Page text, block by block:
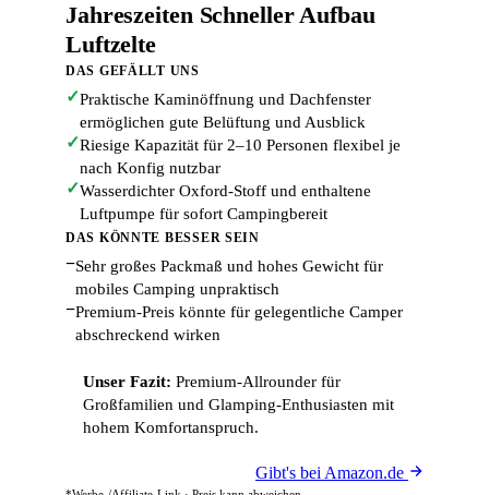
Jahreszeiten Schneller Aufbau
Luftzelte
DAS GEFÄLLT UNS
✓Praktische Kaminöffnung und Dachfenster
ermöglichen gute Belüftung und Ausblick
✓Riesige Kapazität für 2–10 Personen flexibel je
nach Konfig nutzbar
✓Wasserdichter Oxford-Stoff und enthaltene
Luftpumpe für sofort Campingbereit
DAS KÖNNTE BESSER SEIN
−Sehr großes Packmaß und hohes Gewicht für
mobiles Camping unpraktisch
−Premium-Preis könnte für gelegentliche Camper
abschreckend wirken
Unser Fazit: Premium-Allrounder für
Großfamilien und Glamping-Enthusiasten mit
hohem Komfortanspruch.
Gibt's bei Amazon.de